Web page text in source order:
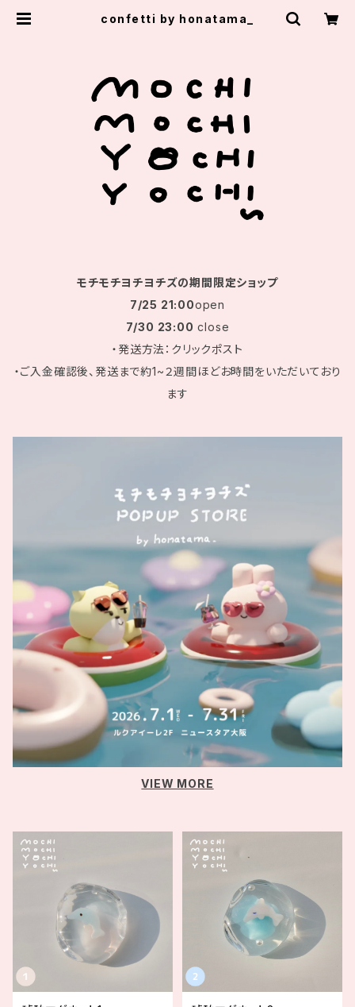
confetti by honatama_
モチモチヨチヨチズの期間限定ショップ
7/25 21:00open
7/30 23:00 close
・発送方法：クリックポスト
・ご入金確認後、発送まで約1~２週間ほどお時間をいただいており
ます
VIEW MORE